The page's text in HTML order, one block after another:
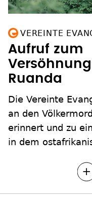
VEREINTE
Aufruf zum
Ruanda
Die Vereinte
an den
erinnert und zu
in dem